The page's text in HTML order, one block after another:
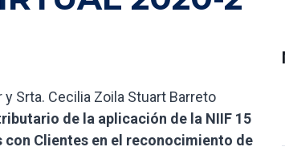
Srta. Cecilia Zoila Stuart Barreto
de la aplicación de la NIIF 15
Clientes en el reconocimiento de